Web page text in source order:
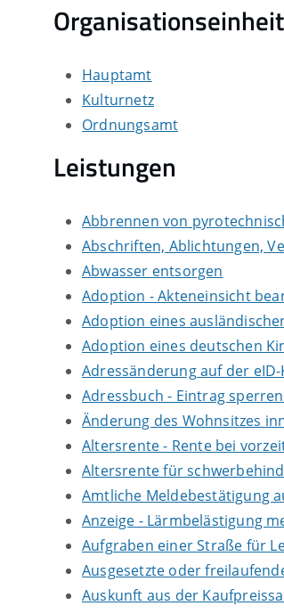
Hauptamt
Kulturnetz
Ordnungsamt
Leistungen
Abbrennen von
Abschriften, Ablichtungen,
Abwasser entsorgen
Adoption - Akteneinsicht
Adoption eines
Adoption eines deutschen
Adressänderung auf der
Adressbuch - Eintrag
Änderung des Wohnsitzes
Altersrente - Rente bei
Altersrente für
Amtliche Meldebestätigung
Anzeige - Lärmbelästigung
Aufgraben einer Straße für
Ausgesetzte oder
Auskunft aus der